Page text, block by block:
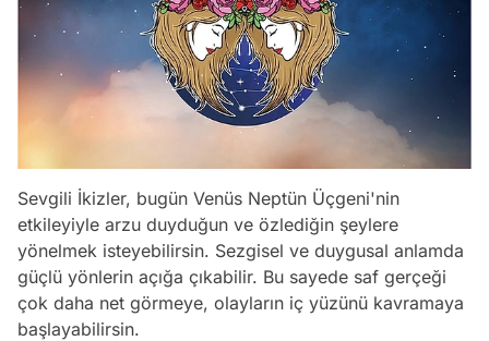
Sevgili İkizler, bugün Venüs Neptün Üçgeni'nin
etkileyiyle arzu duyduğun ve özlediğin şeylere
yönelmek isteyebilirsin. Sezgisel ve duygusal anlamda
güçlü yönlerin açığa çıkabilir. Bu sayede saf gerçeği
çok daha net görmeye, olayların iç yüzünü kavramaya
başlayabilirsin.